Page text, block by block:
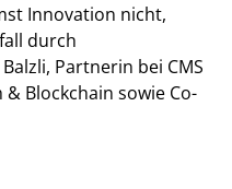
Innovation nicht,
durch
Partnerin bei CMS
Blockchain sowie Co-